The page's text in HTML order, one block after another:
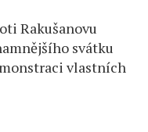
Rakušanovu
svátku
vlastních